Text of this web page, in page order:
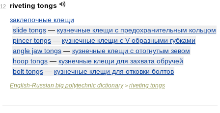
12
riveting tongs
заклепочные клещи
slide tongs — кузнечные клещи с предохранительным кольцом
pincer tongs — кузнечные клещи с V образными губками
angle jaw tongs — кузнечные клещи с отогнутым зевом
hoop tongs — кузнечные клещи для захвата обручей
bolt tongs — кузнечные клещи для отковки болтов
English-Russian big polytechnic dictionary> riveting tongs